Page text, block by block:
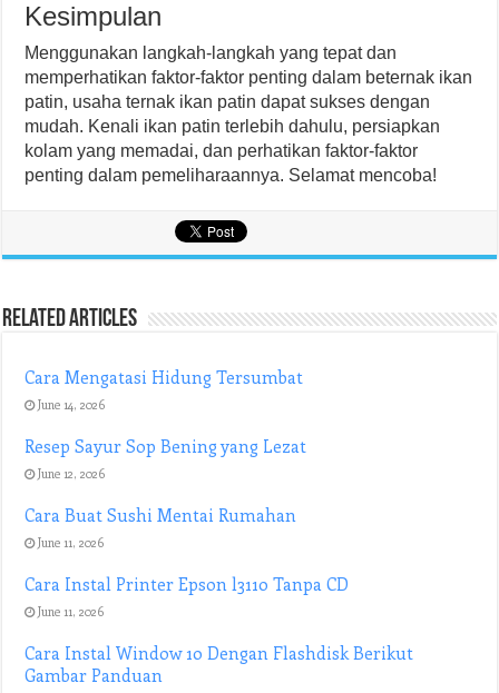
Kesimpulan
Menggunakan langkah-langkah yang tepat dan
memperhatikan faktor-faktor penting dalam beternak ikan
patin, usaha ternak ikan patin dapat sukses dengan
mudah. Kenali ikan patin terlebih dahulu, persiapkan
kolam yang memadai, dan perhatikan faktor-faktor
penting dalam pemeliharaannya. Selamat mencoba!
Related Articles
Cara Mengatasi Hidung Tersumbat
June 14, 2026
Resep Sayur Sop Bening yang Lezat
June 12, 2026
Cara Buat Sushi Mentai Rumahan
June 11, 2026
Cara Instal Printer Epson l3110 Tanpa CD
June 11, 2026
Cara Instal Window 10 Dengan Flashdisk Berikut
Gambar Panduan